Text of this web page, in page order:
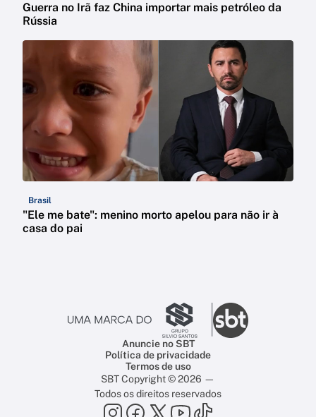
Guerra no Irã faz China importar mais petróleo da
Rússia
Brasil
"Ele me bate": menino morto apelou para não ir à
casa do pai
Anuncie no SBT
Política de privacidade
Termos de uso
SBT Copyright © 2026 —
Todos os direitos reservados